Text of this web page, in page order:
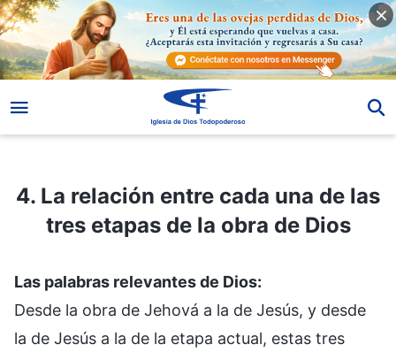
4. La relación entre cada una de las
tres etapas de la obra de Dios
Las palabras relevantes de Dios:
Desde la obra de Jehová a la de Jesús, y desde
la de Jesús a la de la etapa actual, estas tres